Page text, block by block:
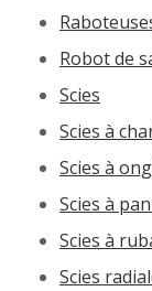
Robot de
Scies
Scies à
Scies à
Scies à
Scies à
Scies